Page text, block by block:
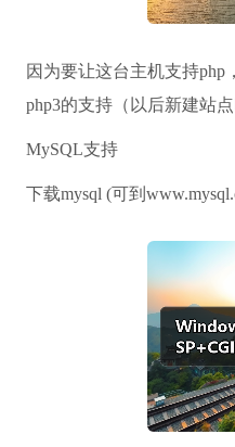
因为要让这台主机支持php
php3的支持（以后新建站点
MySQL支持
下载mysql (可到